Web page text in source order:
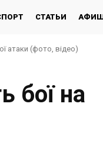
СТАТЬИ
атаки (фото, відео)
бої на